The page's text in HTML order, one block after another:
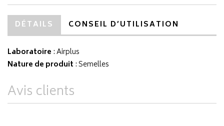
DÉTAILS CONSEIL D’UTILISATION
Laboratoire :Airplus
Nature de produit : Semelles
Avis clients